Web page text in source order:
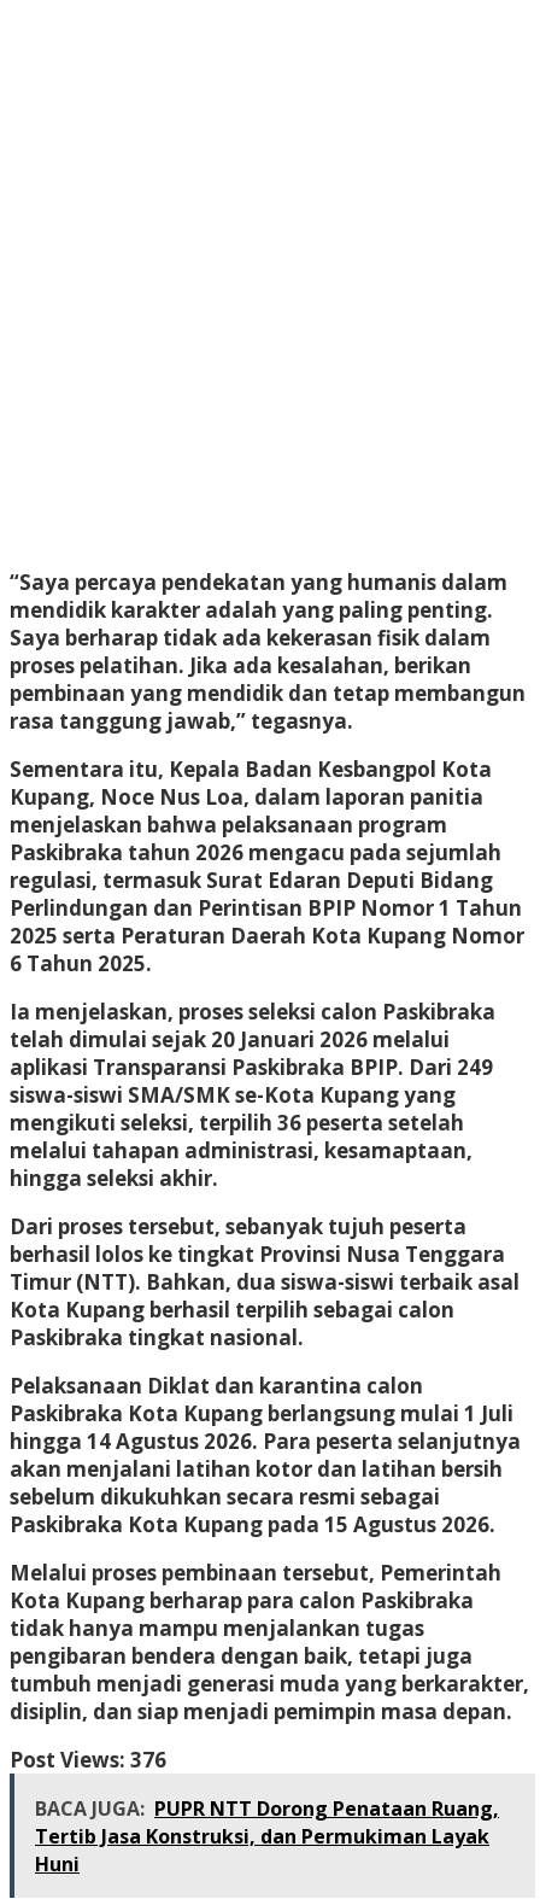
“Saya percaya pendekatan yang humanis dalam
mendidik karakter adalah yang paling penting.
Saya berharap tidak ada kekerasan fisik dalam
proses pelatihan. Jika ada kesalahan, berikan
pembinaan yang mendidik dan tetap membangun
rasa tanggung jawab,” tegasnya.
Sementara itu, Kepala Badan Kesbangpol Kota
Kupang, Noce Nus Loa, dalam laporan panitia
menjelaskan bahwa pelaksanaan program
Paskibraka tahun 2026 mengacu pada sejumlah
regulasi, termasuk Surat Edaran Deputi Bidang
Perlindungan dan Perintisan BPIP Nomor 1 Tahun
2025 serta Peraturan Daerah Kota Kupang Nomor
6 Tahun 2025.
Ia menjelaskan, proses seleksi calon Paskibraka
telah dimulai sejak 20 Januari 2026 melalui
aplikasi Transparansi Paskibraka BPIP. Dari 249
siswa-siswi SMA/SMK se-Kota Kupang yang
mengikuti seleksi, terpilih 36 peserta setelah
melalui tahapan administrasi, kesamaptaan,
hingga seleksi akhir.
Dari proses tersebut, sebanyak tujuh peserta
berhasil lolos ke tingkat Provinsi Nusa Tenggara
Timur (NTT). Bahkan, dua siswa-siswi terbaik asal
Kota Kupang berhasil terpilih sebagai calon
Paskibraka tingkat nasional.
Pelaksanaan Diklat dan karantina calon
Paskibraka Kota Kupang berlangsung mulai 1 Juli
hingga 14 Agustus 2026. Para peserta selanjutnya
akan menjalani latihan kotor dan latihan bersih
sebelum dikukuhkan secara resmi sebagai
Paskibraka Kota Kupang pada 15 Agustus 2026.
Melalui proses pembinaan tersebut, Pemerintah
Kota Kupang berharap para calon Paskibraka
tidak hanya mampu menjalankan tugas
pengibaran bendera dengan baik, tetapi juga
tumbuh menjadi generasi muda yang berkarakter,
disiplin, dan siap menjadi pemimpin masa depan.
Post Views: 376
BACA JUGA: PUPR NTT Dorong Penataan Ruang,
Tertib Jasa Konstruksi, dan Permukiman Layak
Huni